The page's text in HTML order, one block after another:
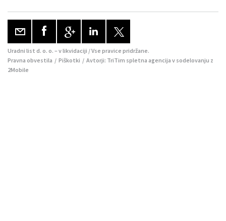
Uradni list d. o. o. – v likvidaciji / Vse pravice pridržane.
Pravna obvestila / Piškotki / Avtorji: TriTim spletna agencija v sodelovanju z
2Mobile